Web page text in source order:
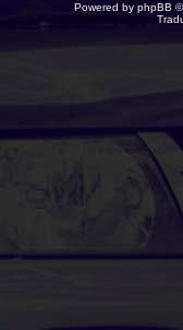
Powered by phpBB